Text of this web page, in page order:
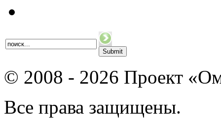
© 2008 - 2026 Проект
Все права защищены.